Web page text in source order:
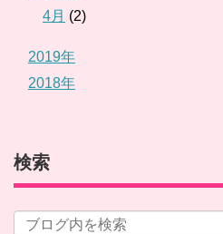
4月 (2)
2019年
2018年
検索